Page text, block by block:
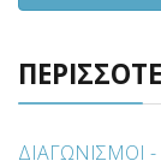
ΔΙΑΓΩΝΙΣΜΟΙ